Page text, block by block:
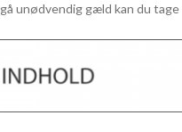
unødvendig gæld kan du